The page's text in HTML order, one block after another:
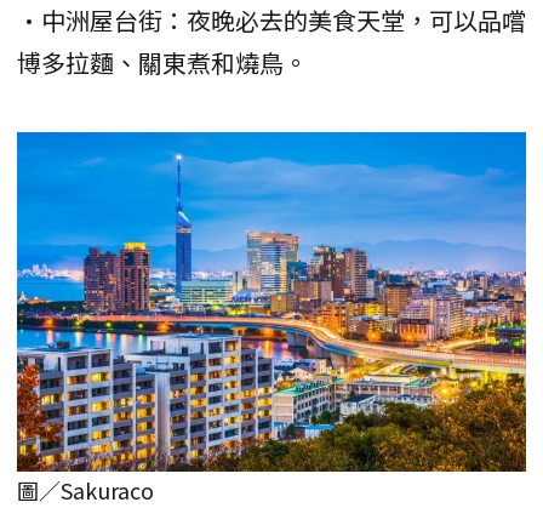
•中洲屋台街：夜晚必去的美食天堂，可以品嚐
博多拉麵、關東煮和燒鳥。
圖／Sakuraco